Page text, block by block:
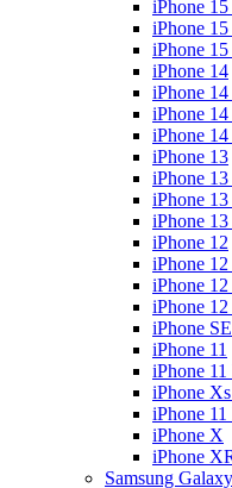
iPhone 15
iPhone
iPhone
iPhone 14
iPhone 14
iPhone
iPhone
iPhone 13
iPhone
iPhone
iPhone
iPhone 12
iPhone
iPhone
iPhone
iPhone
iPhone 11
iPhone 11
iPhone
iPhone
iPhone X
iPhone
Samsung Galaxy